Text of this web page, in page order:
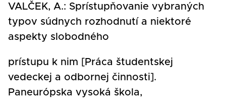
VALČEK, A.: Sprístupňovanie vybraných
typov súdnych rozhodnutí a niektoré
aspekty slobodného
prístupu k nim [Práca študentskej
vedeckej a odbornej činnosti].
Paneurópska vysoká škola,